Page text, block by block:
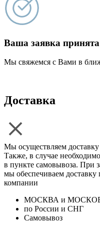
Ваша заявка принята
Мы свяжемся с Вами в
Доставка
Мы осуществляем
Также, в случае
в пункте самовывоза. При
мы обеспечиваем доставку
компании
МОСКВА и
по России и СНГ
Самовывоз